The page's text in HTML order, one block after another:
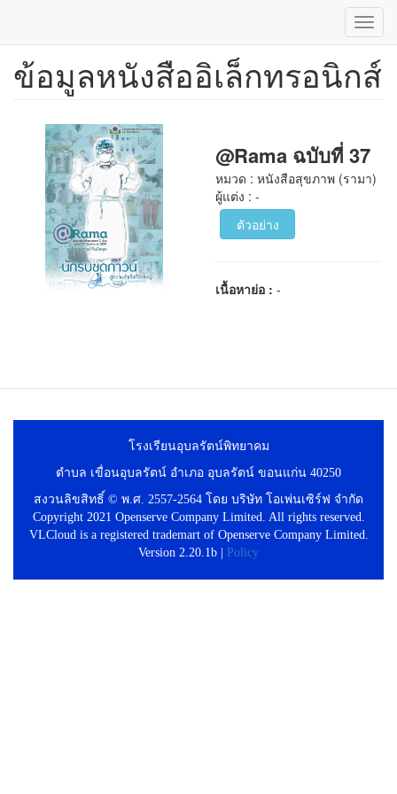
ข้าม
ข้อมูลหนังสืออิเล็กทรอนิกส์
@Rama ฉบับที่ 37
หมวด : หนังสือสุขภาพ (รามา)
ผู้แต่ง : -
ตัวอย่าง
เนื้อหาย่อ :-
โรงเรียนอุบลรัตน์พิทยาคม
ตำบล เขื่อนอุบลรัตน์ อำเภอ อุบลรัตน์ ขอนแก่น 40250
สงวนลิขสิทธิ์ © พ.ศ. 2557-2564 โดย บริษัท โอเพ่นเซิร์ฟ จำกัด
Copyright 2021 Openserve Company Limited. All rights reserved.
VLCloud is a registered trademart of Openserve Company Limited.
Version 2.20.1b |
Policy